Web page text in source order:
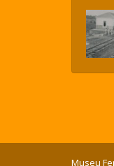
Museu